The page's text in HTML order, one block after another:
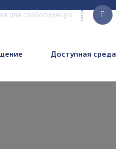
для слабовидящих
Доступная среда